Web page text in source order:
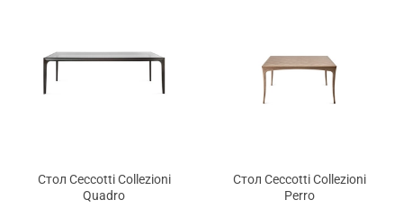
Стол Ceccotti Collezioni
Quadro
Стол Ceccotti Collezioni
Perro